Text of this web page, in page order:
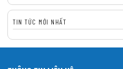
TIN TỨC MỚI NHẤT